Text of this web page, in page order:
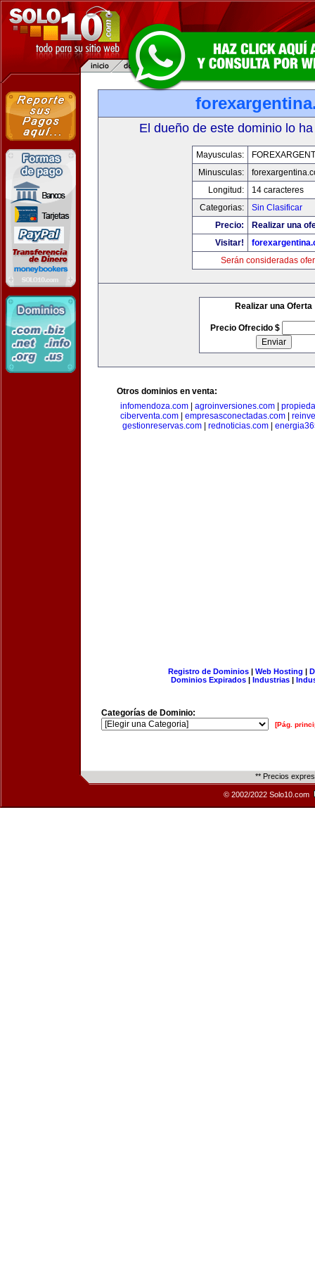
El dueño de este dominio lo
Mayusculas:
Minusculas:
Longitud:
14 caracteres
Categorias:
Sin Clasificar
Precio:
Realizar una
Visitar!
Serán consideradas
Realizar una Oferta
Precio Ofrecido $
Otros dominios en venta:
infomendoza.com
agroinversiones.com
ciberventa.com| empresasconectadas.com|
gestionreservas.com| rednoticias.com|
Registro de Dominios| Web Hosting |
Dominios Expirados | Industrias |
Categorías de Dominio:
[Pág.
** Precios
© 2002/2022 Solo10.com